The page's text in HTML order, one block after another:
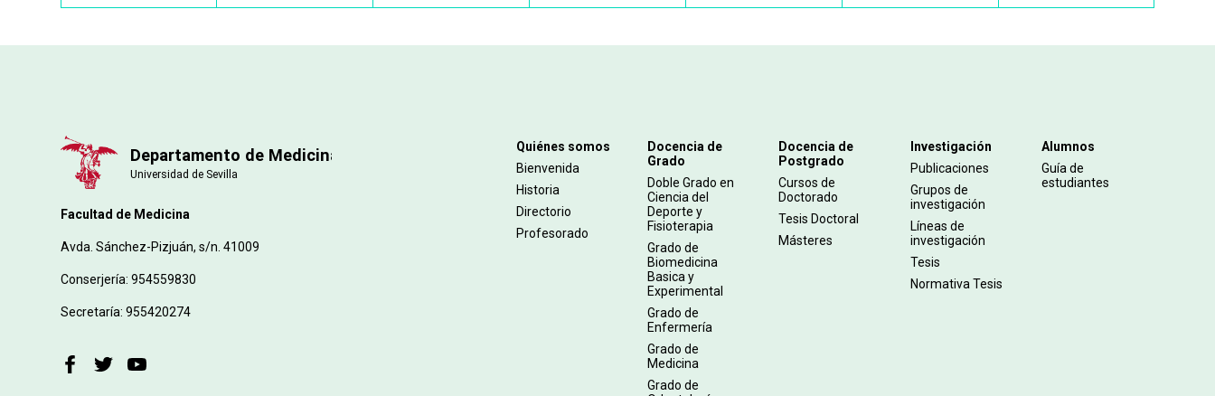
Facultad de Medicina
Avda. Sánchez-Pizjuán, s/n. 41009
Conserjería: 954559830
Secretaría: 955420274
Navegación
principal
Quiénes somos
Bienvenida
Historia
Directorio
Profesorado
Docencia de
Grado
Doble Grado en
Ciencia del
Deporte y
Fisioterapia
Grado de
Biomedicina
Basica y
Experimental
Grado de
Enfermería
Grado de
Medicina
Grado de
Docencia de
Postgrado
Cursos de
Doctorado
Tesis Doctoral
Másteres
Investigación
Publicaciones
Grupos de
investigación
Líneas de
investigación
Tesis
Normativa Tesis
Alumnos
Guía de
estudiantes